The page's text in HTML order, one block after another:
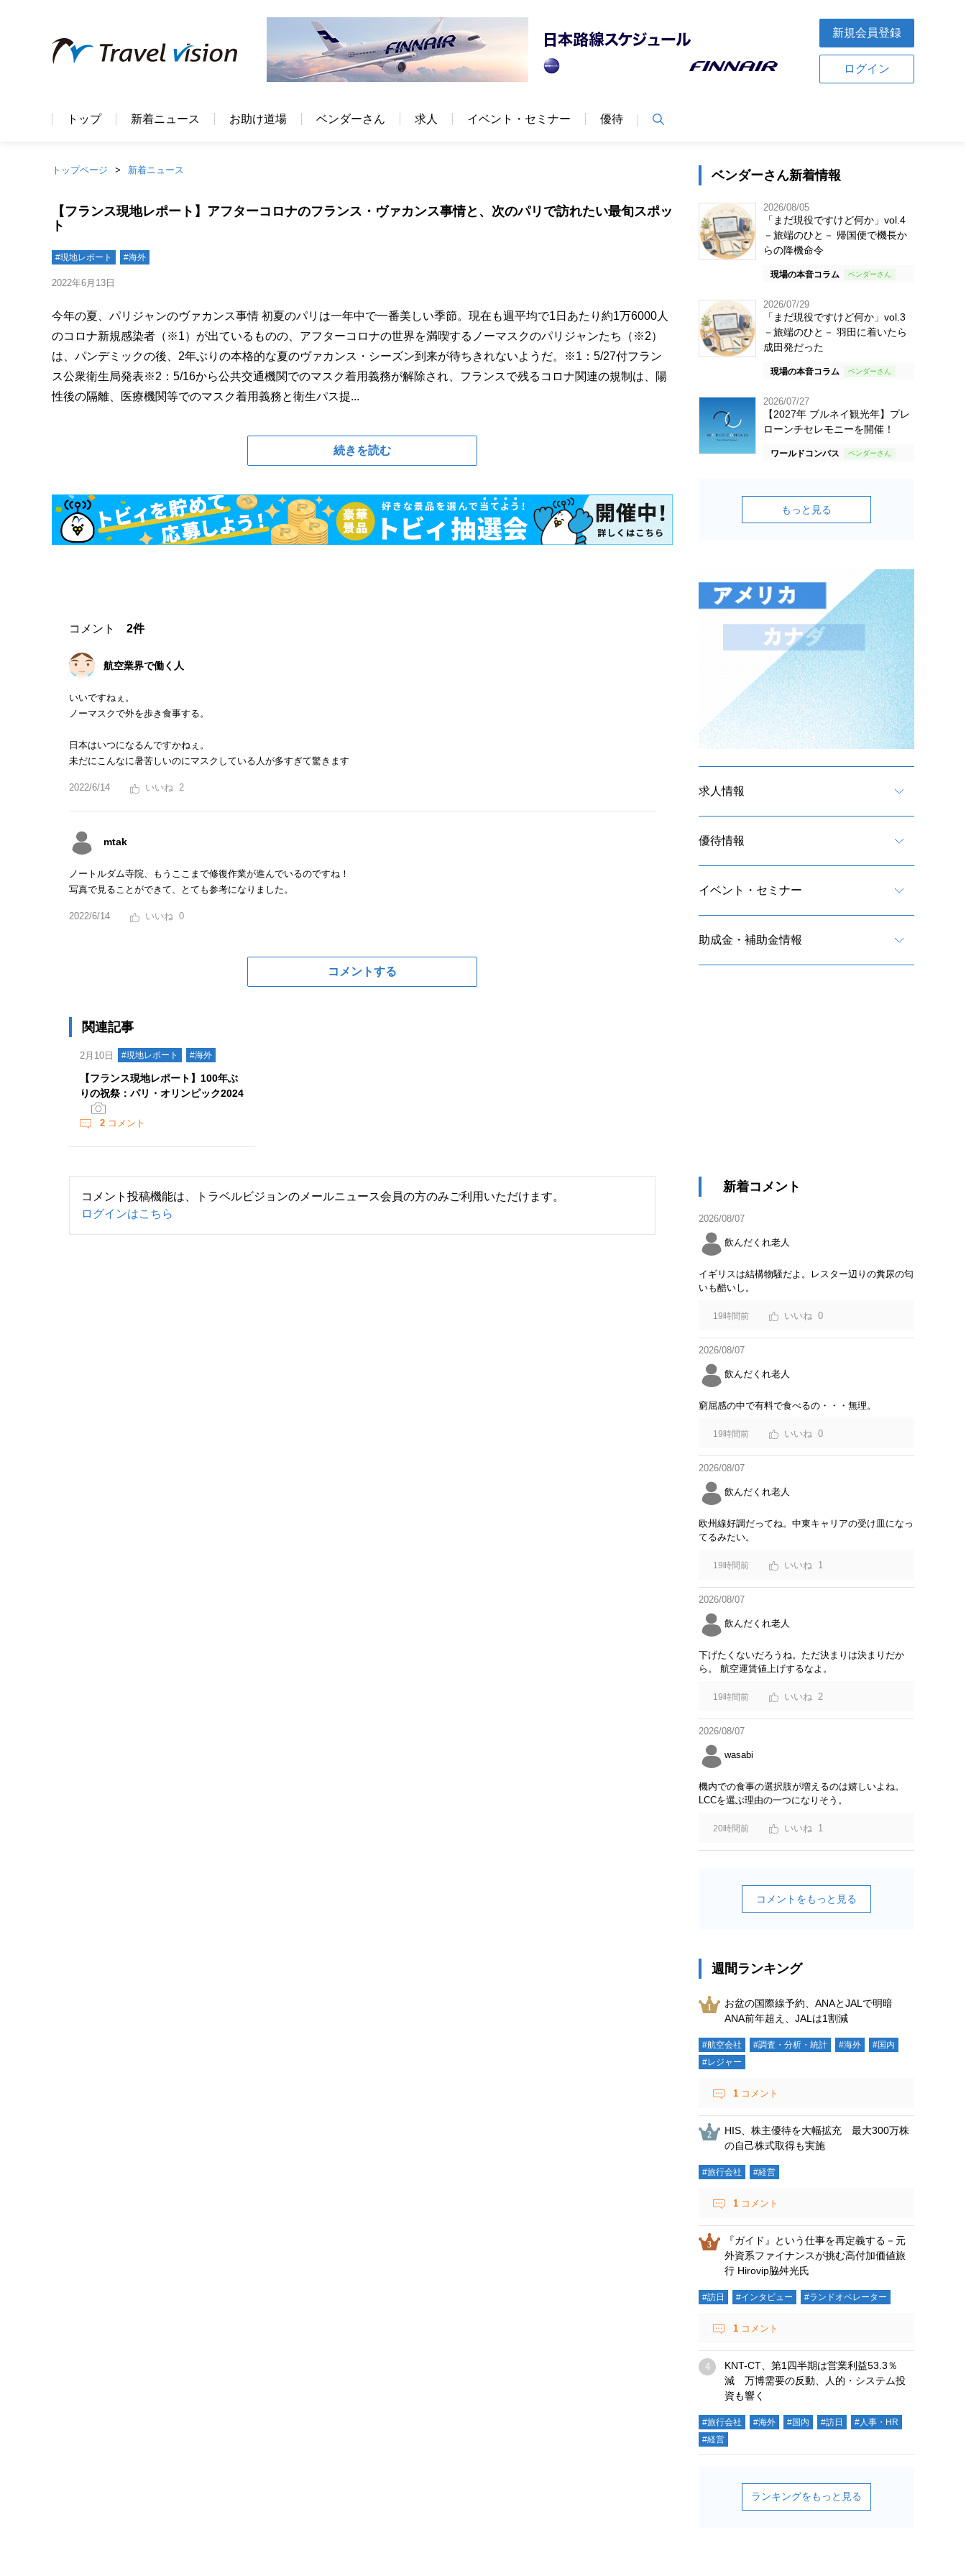
新規会員登録
ログイン
トップ 新着ニュース お助け道場 ベンダーさん 求人 イベント・セミナー 優待
トップページ 新着ニュース
【フランス現地レポート】アフターコロナのフランス・ヴァカンス事情と、次のパリで訪れたい最旬スポッ
ト
#現地レポート #海外
2022年6月13日
今年の夏、パリジャンのヴァカンス事情 初夏のパリは一年中で一番美しい季節。現在も週平均で1日あたり約1万6000人
のコロナ新規感染者（※1）が出ているものの、アフターコロナの世界を満喫するノーマスクのパリジャンたち（※2）
は、パンデミックの後、2年ぶりの本格的な夏のヴァカンス・シーズン到来が待ちきれないようだ。※1：5/27付フラン
ス公衆衛生局発表※2：5/16から公共交通機関でのマスク着用義務が解除され、フランスで残るコロナ関連の規制は、陽
性後の隔離、医療機関等でのマスク着用義務と衛生パス提...
続きを読む
コメント 2件
航空業界で働く人
いいですねぇ。
ノーマスクで外を歩き食事する。
日本はいつになるんですかねぇ。
未だにこんなに暑苦しいのにマスクしている人が多すぎて驚きます
2022/6/14 2
mtak
ノートルダム寺院、もうここまで修復作業が進んでいるのですね！
写真で見ることができて、とても参考になりました。
2022/6/14 0
コメントする
関連記事
2月10日 #現地レポート #海外
【フランス現地レポート】100年ぶ
りの祝祭：パリ・オリンピック2024
2 コメント
コメント投稿機能は、トラベルビジョンのメールニュース会員の方のみご利用いただけます。
ログインはこちら
ベンダーさん新着情報
2026/08/05
「まだ現役ですけど何か」vol.4
－旅端のひと－ 帰国便で機長か
らの降機命令
現場の本音コラム
2026/07/29
「まだ現役ですけど何か」vol.3
－旅端のひと－ 羽田に着いたら
成田発だった
現場の本音コラム
2026/07/27
【2027年 ブルネイ観光年】プレ
ローンチセレモニーを開催！
ワールドコンパス
もっと見る
求人情報
優待情報
イベント・セミナー
助成金・補助金情報
新着コメント
2026/08/07
飲んだくれ老人
イギリスは結構物騒だよ。レスター辺りの糞尿の匂
いも酷いし。
19時間前 0
2026/08/07
飲んだくれ老人
窮屈感の中で有料で食べるの・・・無理。
19時間前 0
2026/08/07
飲んだくれ老人
欧州線好調だってね。中東キャリアの受け皿になっ
てるみたい。
19時間前 1
2026/08/07
飲んだくれ老人
下げたくないだろうね。ただ決まりは決まりだか
ら。 航空運賃値上げするなよ。
19時間前 2
2026/08/07
wasabi
機内での食事の選択肢が増えるのは嬉しいよね。
LCCを選ぶ理由の一つになりそう。
20時間前 1
コメントをもっと見る
週間ランキング
お盆の国際線予約、ANAとJALで明暗
ANA前年超え、JALは1割減
#航空会社 #調査・分析・統計 #海外
#国内
#レジャー
1 コメント
HIS、株主優待を大幅拡充 最大300万株
の自己株式取得も実施
#旅行会社 #経営
1 コメント
『ガイド』という仕事を再定義する－元
外資系ファイナンスが挑む高付加価値旅
行 Hirovip脇舛光氏
#訪日 #インタビュー #ランドオペレーター
1 コメント
KNT-CT、第1四半期は営業利益53.3％
減 万博需要の反動、人的・システム投
資も響く
#旅行会社 #海外 #国内 #訪日
#人事・HR
#経営